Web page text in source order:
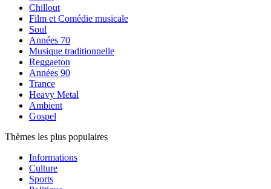
Chillout
Film et Comédie musicale
Soul
Années 70
Musique traditionnelle
Reggaeton
Années 90
Trance
Heavy Metal
Ambient
Gospel
Thèmes les plus populaires
Informations
Culture
Sports